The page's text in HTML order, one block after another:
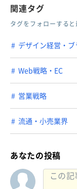
関連タグ
タグをフォローする
デザイン経営・
Web戦略・EC
営業戦略
流通・小売業界
あなたの投稿